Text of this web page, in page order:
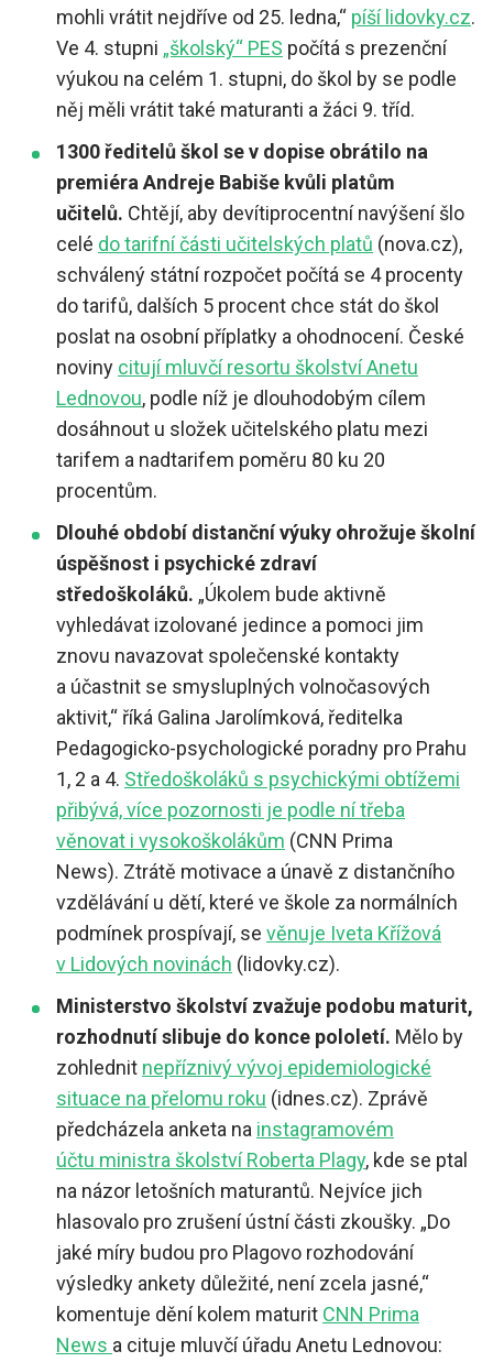
mohli vrátit nejdříve od 25. ledna,“ píší lidovky.cz.
Ve 4. stupni „školský“ PES počítá s prezenční
výukou na celém 1. stupni, do škol by se podle
něj měli vrátit také maturanti a žáci 9. tříd.
1300 ředitelů škol se v dopise obrátilo na
premiéra Andreje Babiše kvůli platům
učitelů. Chtějí, aby devítiprocentní navýšení šlo
celé do tarifní části učitelských platů (nova.cz),
schválený státní rozpočet počítá se 4 procenty
do tarifů, dalších 5 procent chce stát do škol
poslat na osobní příplatky a ohodnocení. České
noviny citují mluvčí resortu školství Anetu
Lednovou, podle níž je dlouhodobým cílem
dosáhnout u složek učitelského platu mezi
tarifem a nadtarifem poměru 80 ku 20
procentům.
Dlouhé období distanční výuky ohrožuje školní
úspěšnost i psychické zdraví
středoškoláků. „Úkolem bude aktivně
vyhledávat izolované jedince a pomoci jim
znovu navazovat společenské kontakty
a účastnit se smysluplných volnočasových
aktivit,“ říká Galina Jarolímková, ředitelka
Pedagogicko-psychologické poradny pro Prahu
1, 2 a 4. Středoškoláků s psychickými obtížemi
přibývá, více pozornosti je podle ní třeba
věnovat i vysokoškolákům (CNN Prima
News). Ztrátě motivace a únavě z distančního
vzdělávání u dětí, které ve škole za normálních
podmínek prospívají, se věnuje Iveta Křížová
v Lidových novinách (lidovky.cz).
Ministerstvo školství zvažuje podobu maturit,
rozhodnutí slibuje do konce pololetí. Mělo by
zohlednit nepříznivý vývoj epidemiologické
situace na přelomu roku (idnes.cz). Zprávě
předcházela anketa na instagramovém
účtu ministra školství Roberta Plagy, kde se ptal
na názor letošních maturantů. Nejvíce jich
hlasovalo pro zrušení ústní části zkoušky. „Do
jaké míry budou pro Plagovo rozhodování
výsledky ankety důležité, není zcela jasné,“
komentuje dění kolem maturit CNN Prima
News a cituje mluvčí úřadu Anetu Lednovou: